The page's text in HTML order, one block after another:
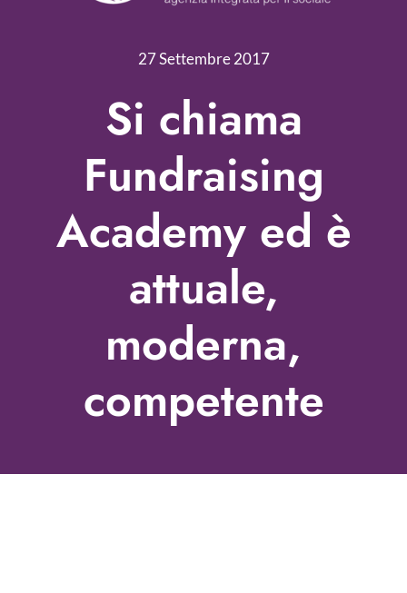
Nonprofit Blog
Fundraising Academy
Multimedia
Come contattarci
27 Settembre 2017
Si chiama
Fundraising
Academy ed è
attuale,
moderna,
competente